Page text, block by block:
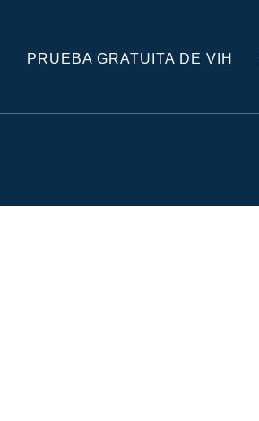
PRUEBA GRATUITA DE VIH